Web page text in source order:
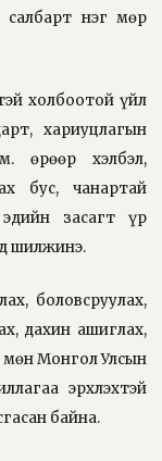
салбарт нэг мөр
холбоотой үйл
хариуцлагын
Өөрөөр хэлбэл,
бус, чанартай
засагт үр
шилжинэ.
боловсруулах,
дахин ашиглах,
мөн Монгол Улсын
эрхлэхтэй
байна.